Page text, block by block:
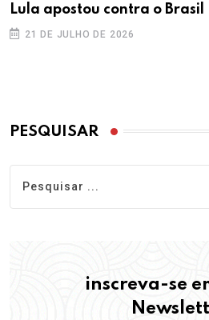
Lula apostou contra o Brasil
21 DE JULHO DE 2026
PESQUISAR
inscreva-se